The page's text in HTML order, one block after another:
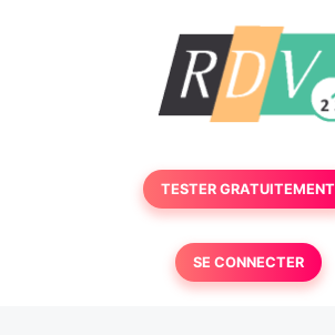
TESTER GRATUITEMENT
SE CONNECTER